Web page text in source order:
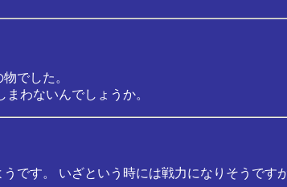
でした。
わないんでしょうか。
です。 いざという時には戦力になりそうですが